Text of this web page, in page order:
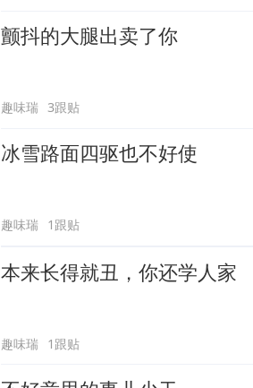
颤抖的大腿出卖了你
趣味瑞 3跟贴
冰雪路面四驱也不好使
趣味瑞 1跟贴
本来长得就丑，你还学人家
趣味瑞 1跟贴